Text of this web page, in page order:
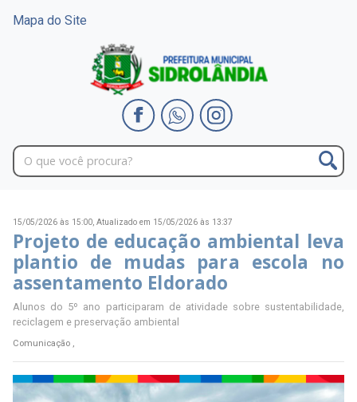
Mapa do Site
15/05/2026 às 15:00, Atualizado em 15/05/2026 às 13:37
Projeto de educação ambiental leva
plantio de mudas para escola no
assentamento Eldorado
Alunos do 5º ano participaram de atividade sobre sustentabilidade,
reciclagem e preservação ambiental
Comunicação ,